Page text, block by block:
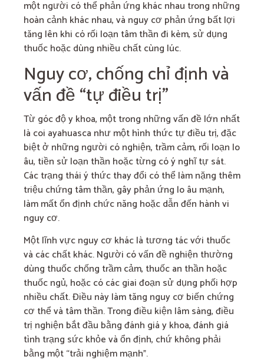
một người có thể phản ứng khác nhau trong những
hoàn cảnh khác nhau, và nguy cơ phản ứng bất lợi
tăng lên khi có rối loạn tâm thần đi kèm, sử dụng
thuốc hoặc dùng nhiều chất cùng lúc.
Nguy cơ, chống chỉ định và
vấn đề “tự điều trị”
Từ góc độ y khoa, một trong những vấn đề lớn nhất
là coi ayahuasca như một hình thức tự điều trị, đặc
biệt ở những người có nghiện, trầm cảm, rối loạn lo
âu, tiền sử loạn thần hoặc từng có ý nghĩ tự sát.
Các trạng thái ý thức thay đổi có thể làm nặng thêm
triệu chứng tâm thần, gây phản ứng lo âu mạnh,
làm mất ổn định chức năng hoặc dẫn đến hành vi
nguy cơ.
Một lĩnh vực nguy cơ khác là tương tác với thuốc
và các chất khác. Người có vấn đề nghiện thường
dùng thuốc chống trầm cảm, thuốc an thần hoặc
thuốc ngủ, hoặc có các giai đoạn sử dụng phối hợp
nhiều chất. Điều này làm tăng nguy cơ biến chứng
cơ thể và tâm thần. Trong điều kiện lâm sàng, điều
trị nghiện bắt đầu bằng đánh giá y khoa, đánh giá
tình trạng sức khỏe và ổn định, chứ không phải
bằng một “trải nghiệm mạnh”.